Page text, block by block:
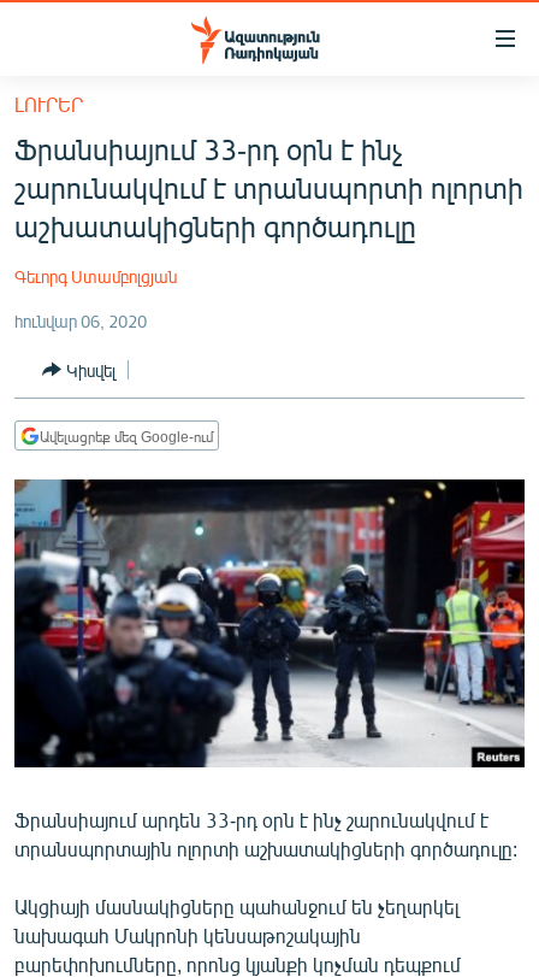
Մատչելիության
հիմնական
բովանդակությանը
հիմնական
մենյուին
ՀԱՅԱՍՏԱՆ
ՔԱՂԱՔԱԿԱՆ
ՏՆՏԵՍՈՒԹՅՈՒՆ
ՂԱՐԱԲԱՂ
ՏԱՐԱԾԱՇՐՋԱՆ
ՄԻՋԱԶԳԱՅԻՆ
ՄՇԱԿՈՒՅԹ
ՍՊՈՐՏ
ՄԵԿՆԱԲԱՆՈՒԹՅՈՒՆ
ՏՏ ԵՒ ԻՆՏԵՐՆԵՏ
ԱՐԽԻՎ
ՏԵՍԱՆՅՈՒԹԵՐ
ԲԱՆԱՎԵՃ
ՁԳՏԵԼՈՎ ԼԱՎԱԳՈՒՅՆԻՆ
ԼՈՒՐԵՐ
Ֆրանսիայում 33-րդ օրն է ինչ
շարունակվում է տրանսպորտի ոլորտի
աշխատակիցների գործադուլը
Գեւորգ Ստամբոլցյան
հունվար 06, 2020
Կիսվել
Ավելացրեք մեզ Google-ում
Ֆրանսիայում արդեն 33-րդ օրն է ինչ շարունակվում է
տրանսպորտային ոլորտի աշխատակիցների գործադուլը:
Ակցիայի մասնակիցները պահանջում են չեղարկել
նախագահ Մակրոնի կենսաթոշակային
բարեփոխումները, որոնց կյանքի կոչման դեպքում